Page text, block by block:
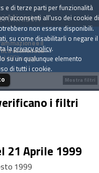
Ministri
e il
economica
1967 a oggi
i filtri
21 Aprile 1999
1999
Mostra filtri
e di terze parti per funzionalità
acconsenti all'uso dei cookie di
non essere disponibili.
su come disabilitarli o negare il
laprivacy policy.
su un qualunque elemento
di tutti i cookie.